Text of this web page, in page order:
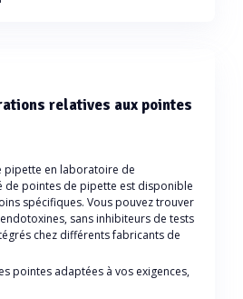
relatives aux pointes
pipette en laboratoire de
de pointes de pipette est disponible
spécifiques. Vous pouvez trouver
sans inhibiteurs de tests
chez différents fabricants de
pointes adaptées à vos exigences,